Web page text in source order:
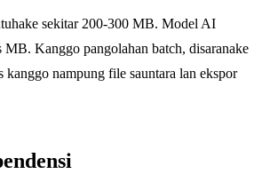
sekitar 200-300 MB. Model AI
MB. Kanggo pangolahan batch, disaranake
nampung file sauntara lan ekspor